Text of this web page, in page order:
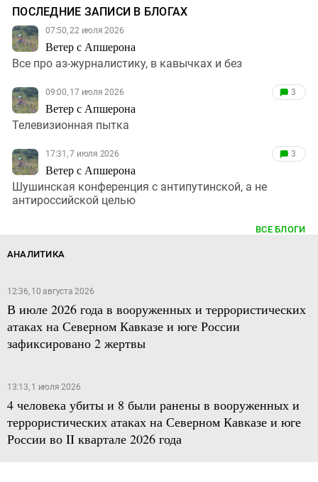
ПОСЛЕДНИЕ ЗАПИСИ В БЛОГАХ
07:50, 22 июля 2026
Ветер с Апшерона
Все про аз-журналистику, в кавычках и без
09:00, 17 июля 2026
Ветер с Апшерона
3
Телевизионная пытка
17:31, 7 июля 2026
Ветер с Апшерона
3
Шушинская конференция с антипутинской, а не
антироссийской целью
ВСЕ БЛОГИ
АНАЛИТИКА
12:36, 10 августа 2026
В июле 2026 года в вооруженных и террористических
атаках на Северном Кавказе и юге России
зафиксировано 2 жертвы
13:13, 1 июля 2026
4 человека убиты и 8 были ранены в вооруженных и
террористических атаках на Северном Кавказе и юге
России во II квартале 2026 года